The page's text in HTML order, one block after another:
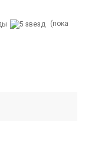
(пока